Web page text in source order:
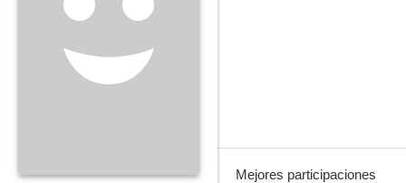
Mejores participaciones